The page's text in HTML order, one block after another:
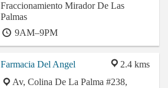
Fraccionamiento Mirador De Las
Palmas
9AM–9PM
2.4 kms
Farmacia Del Angel
Av, Colina De La Palma #238,